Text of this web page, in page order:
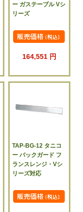
ー ガステーブル Vシ
リーズ
164,551 円
TAP-BG-12 タニコ
ー バックガード フ
ランスレンジ・Vシ
リーズ対応